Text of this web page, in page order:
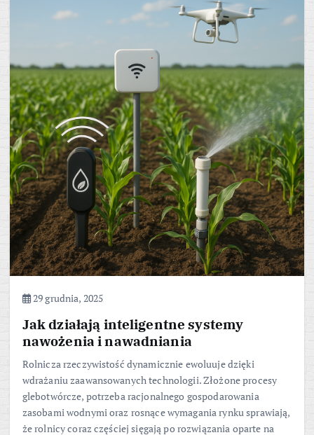
29 grudnia, 2025
Jak działają inteligentne systemy
nawożenia i nawadniania
Rolnicza rzeczywistość dynamicznie ewoluuje dzięki
wdrażaniu zaawansowanych technologii. Złożone procesy
glebotwórcze, potrzeba racjonalnego gospodarowania
zasobami wodnymi oraz rosnące wymagania rynku sprawiają,
że rolnicy coraz częściej sięgają po rozwiązania oparte na